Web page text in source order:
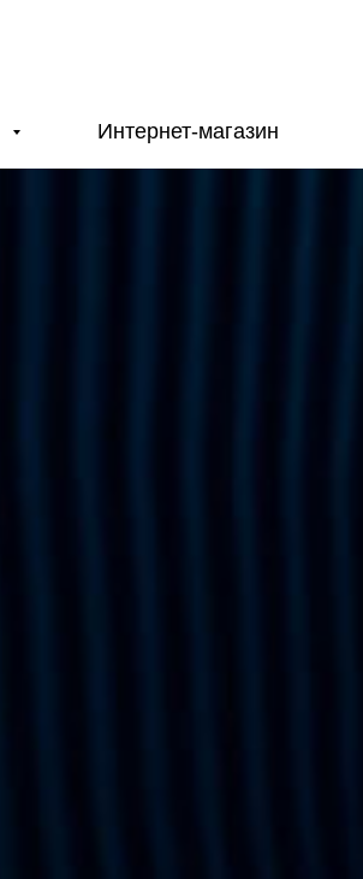
Интернет-магазин